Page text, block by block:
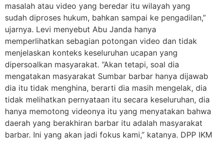
masalah atau video yang beredar itu wilayah yang
sudah diproses hukum, bahkan sampai ke pengadilan,”
ujarnya. Levi menyebut Abu Janda hanya
memperlihatkan sebagian potongan video dan tidak
menjelaskan konteks keseluruhan ucapan yang
dipersoalkan masyarakat. “Akan tetapi, soal dia
mengatakan masyarakat Sumbar barbar hanya dijawab
dia itu tidak menghina, berarti dia masih mengelak, dia
tidak melihatkan pernyataan itu secara keseluruhan, dia
hanya memotong videonya itu yang menyatakan bahwa
daerah yang berakhiran barbar itu adalah masyarakat
barbar. Ini yang akan jadi fokus kami,” katanya. DPP IKM